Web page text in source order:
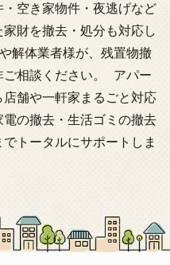
空き家物件・夜逃げなど
財を撤去・処分も対応し
解体業者様が、残置物撤
ご相談ください。 アパー
店舗や一軒家まるごと対応
の撤去・生活ゴミの撤去
トータルにサポートしま